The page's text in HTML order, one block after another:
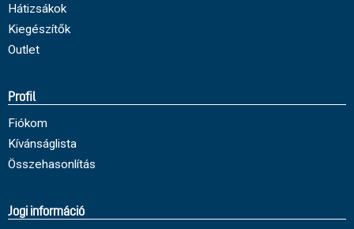
Hátizsákok
Kiegészítők
Outlet
Profil
Fiókom
Kívánságlista
Összehasonlítás
Jogi információ